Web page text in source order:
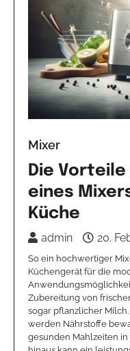
Mixer
Die Vorteile
eines
Küche
admin 20.
So ein hochwertiger
Küchengerät für die
Zubereitung von
sogar pflanzlicher
werden Nährstoffe
gesunden Mahlzeiten